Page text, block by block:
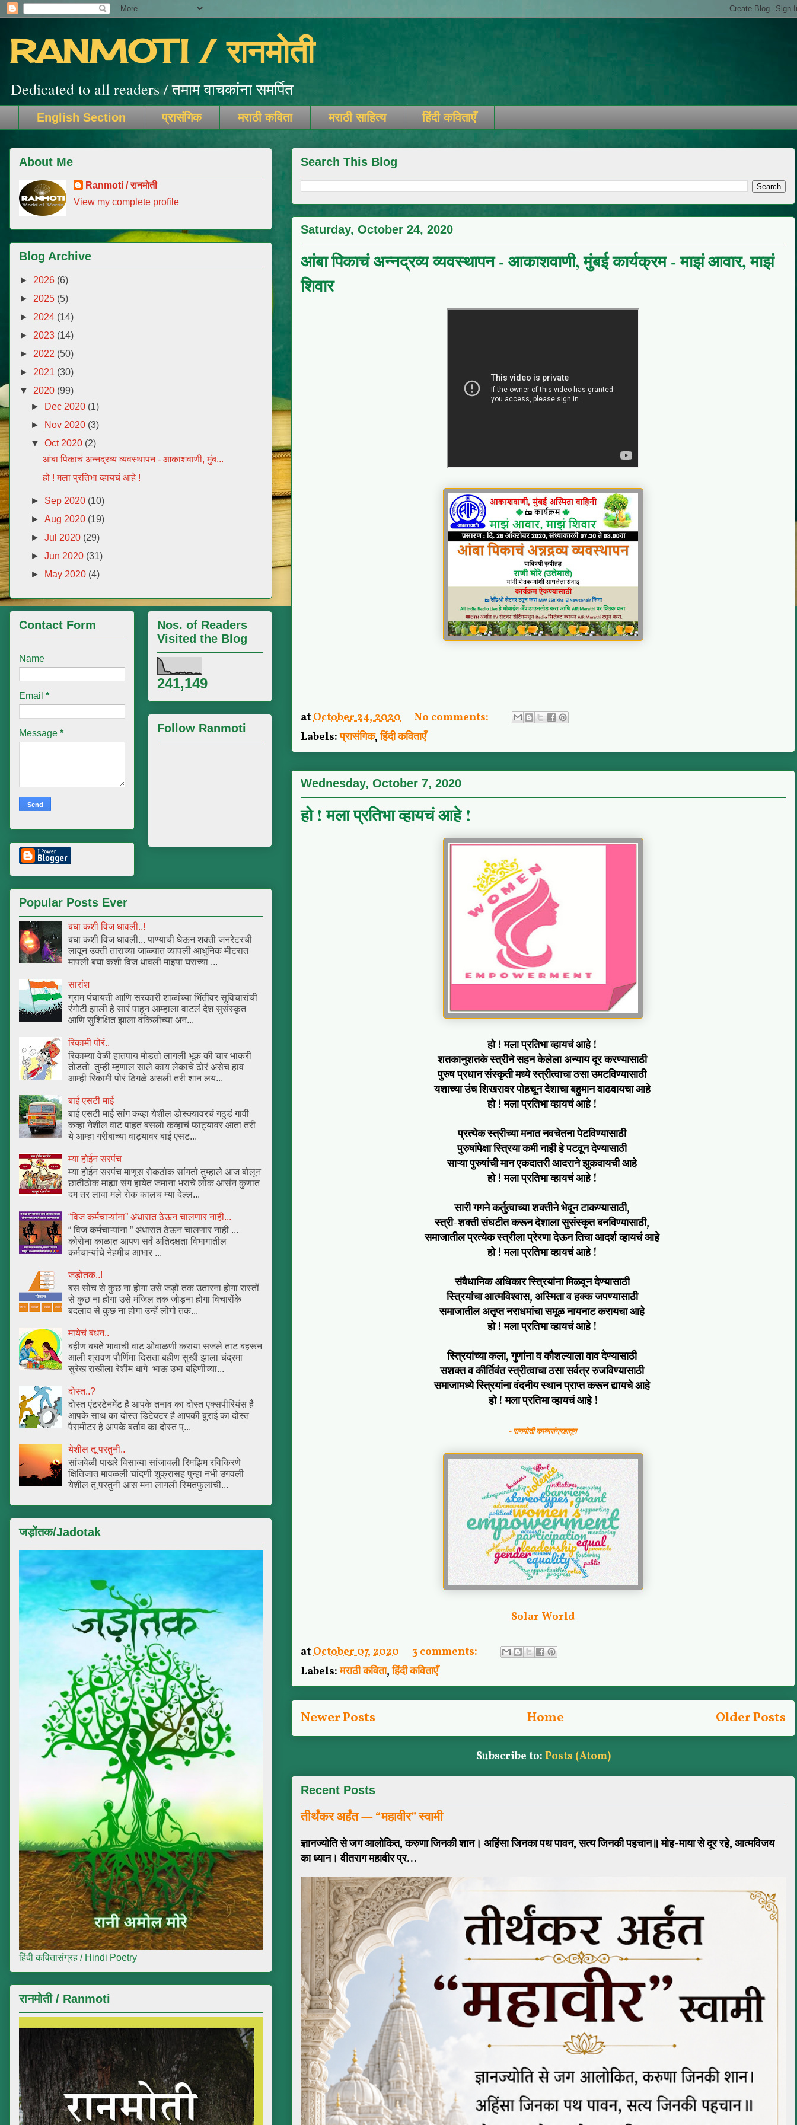
RANMOTI / रानमोती
Dedicated to all readers / तमाम वाचकांना समर्पित
English Section प्रासंगिक मराठी कविता मराठी साहित्य हिंदी कविताएँ
Search This Blog
Saturday, October 24, 2020
आंबा पिकाचं अन्नद्रव्य व्यवस्थापन - आकाशवाणी, मुंबई कार्यक्रम - माझं आवार, माझं
शिवार
atOctober 24, 2020
No comments:
Labels:प्रासंगिक,हिंदी कविताएँ
Wednesday, October 7, 2020
हो ! मला प्रतिभा व्हायचं आहे !
हो ! मला प्रतिभा व्हायचं आहे !
शतकानुशतके स्त्रीने सहन केलेला अन्याय दूर करण्यासाठी
पुरुष प्रधान संस्कृती मध्ये स्त्रीत्वाचा ठसा उमटविण्यासाठी
यशाच्या उंच शिखरावर पोहचून देशाचा बहुमान वाढवायचा आहे
हो ! मला प्रतिभा व्हायचं आहे !
प्रत्येक स्त्रीच्या मनात नवचेतना पेटविण्यासाठी
पुरुषांपेक्षा स्त्रिया कमी नाही हे पटवून देण्यासाठी
साऱ्या पुरुषांची मान एकदातरी आदराने झुकवायची आहे
हो ! मला प्रतिभा व्हायचं आहे !
सारी गगने कर्तुत्वाच्या शक्तीने भेदून टाकण्यासाठी,
स्त्री-शक्ती संघटीत करून देशाला सुसंस्कृत बनविण्यासाठी,
समाजातील प्रत्येक स्त्रीला प्रेरणा देऊन तिचा आदर्श व्हायचं आहे
हो ! मला प्रतिभा व्हायचं आहे !
संवैधानिक अधिकार स्त्रियांना मिळवून देण्यासाठी
स्त्रियांचा आत्मविश्वास, अस्मिता व हक्क जपण्यासाठी
समाजातील अतृप्त नराधमांचा समूळ नायनाट करायचा आहे
हो ! मला प्रतिभा व्हायचं आहे !
स्त्रियांच्या कला, गुणांना व कौशल्याला वाव देण्यासाठी
सशक्त व कीर्तिवंत स्त्रीत्वाचा ठसा सर्वत्र रुजविण्यासाठी
समाजामध्ये स्त्रियांना वंदनीय स्थान प्राप्त करून द्यायचे आहे
हो ! मला प्रतिभा व्हायचं आहे !
- रानमोती काव्यसंग्रहातून
Solar World
atOctober 07, 2020
3 comments:
Labels:मराठी कविता,हिंदी कविताएँ
Newer Posts Older Posts
Home
Subscribe to: Posts (Atom)
Recent Posts
तीर्थंकर अर्हंत — “महावीर” स्वामी
ज्ञानज्योति से जग आलोकित, करुणा जिनकी शान। अहिंसा जिनका पथ पावन, सत्य जिनकी पहचान॥ मोह-माया से दूर रहे, आत्मविजय
का ध्यान। वीतराग महावीर प्र...
About Me
Ranmoti / रानमोती
View my complete profile
Blog Archive
► 2026 (6)
► 2025 (5)
► 2024 (14)
► 2023 (14)
► 2022 (50)
► 2021 (30)
▼ 2020 (99)
►
Dec 2020 (1)
►
Nov 2020 (3)
▼Oct 2020 (2)
आंबा पिकाचं अन्नद्रव्य व्यवस्थापन - आकाशवाणी, मुंब...
हो ! मला प्रतिभा व्हायचं आहे !
► Sep 2020 (10)
►Aug 2020 (19)
►Jul 2020 (29)
►Jun 2020 (31)
►
May 2020 (4)
Contact Form
Name
Email *
Message *
Nos. of Readers
Visited the Blog
241,149
Follow Ranmoti
Popular Posts Ever
बघा कशी विज धावली..!
बघा कशी विज धावली... पाण्याची घेऊन शक्ती जनरेटरची
लावून उक्ती ताराच्या जाळ्यात व्यापली आधुनिक मीटरात
मापली बघा कशी विज धावली माझ्या घराच्या ...
सारांश
ग्राम पंचायती आणि सरकारी शाळांच्या भिंतीवर सुविचारांची
रंगोटी झाली हे सारं पाहून आम्हाला वाटलं देश सुसंस्कृत
आणि सुशिक्षित झाला वकिलीच्या अन...
रिकामी पोरं..
रिकाम्या वेळी हातपाय मोडतो लागली भूक की चार भाकरी
तोडतो तुम्ही म्हणाल साले काय लेकाचे ढोरं असेच हाव
आम्ही रिकामी पोरं ठिगळे असली तरी शान लय...
बाई एसटी माई
बाई एसटी माई सांग कव्हा येशील डोस्क्यावरचं गठुडं गावी
कव्हा नेशील वाट पाहत बसलो कव्हाचं फाट्यावर आता तरी
ये आम्हा गरीबाच्या वाट्यावर बाई एसट...
म्या होईन सरपंच
म्या होईन सरपंच माणूस रोकठोक सांगतो तुम्हाले आज बोलून
छातीठोक माह्या संग हायेत जमाना भराचे लोक आसंन कुणात
दम तर लावा मले रोक कालच म्या देल्ल...
“विज कर्मचाऱ्यांना” अंधारात ठेऊन चालणार नाही...
“ विज कर्मचाऱ्यांना ” अंधारात ठेऊन चालणार नाही ...
कोरोना काळात आपण सर्वं अतिदक्षता विभागातील
कर्मचाऱ्यांचे नेहमीच आभार ...
जड़ोंतक..!
बस सोच से कुछ ना होगा उसे जड़ों तक उतारना होगा रास्तों
से कुछ ना होगा उसे मंजिल तक जोड़ना होगा विचारोंके
बदलाव से कुछ ना होगा उन्हें लोगो तक...
मायेचं बंधन..
बहीण बघते भावाची वाट ओवाळणी कराया सजले ताट बहरून
आली श्रावण पौर्णिमा दिसता बहीण सुखी झाला चंद्रमा
सुरेख राखीला रेशीम धागे भाऊ उभा बहिणीच्या...
दोस्त..?
दोस्त एंटरटेनमेंट है आपके तनाव का दोस्त एक्सपीरियंस है
आपके साथ का दोस्त डिटेक्टर है आपकी बुराई का दोस्त
पैरामीटर हे आपके बर्ताव का दोस्त प्...
येशील तू परतुनी..
सांजवेळी पाखरे विसाव्या सांजावली रिमझिम रविकिरणे
क्षितिजात मावळली चांदणी शुक्रासह पुन्हा नभी उगवली
येशील तू परतुनी आस मना लागली स्मितफुलांची...
जड़ोंतक/Jadotak
हिंदी कवितासंग्रह / Hindi Poetry
रानमोती / Ranmoti